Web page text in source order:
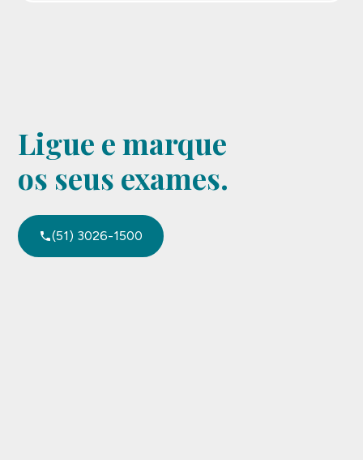
Ligue e marque
os seus exames.
(51) 3026-1500